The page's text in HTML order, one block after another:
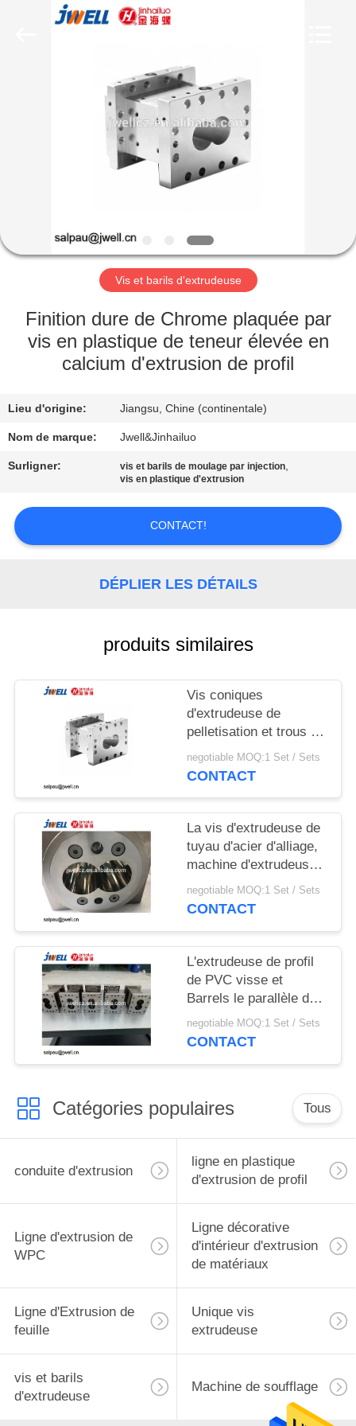
PRODUITS
DE
NOUS
VISITE
D'USINE
DE
QUALITÉ
NOUS
PRIVACY
POLICY
Vis et barils d'extrudeuse
Finition dure de Chrome plaquée par
vis en plastique de teneur élevée en
calcium d'extrusion de profil
Lieu d'origine: Jiangsu, Chine (continentale)
Nom de marque: Jwell&Jinhailuo
Surligner: vis et barils de moulage par injection,
vis en plastique d'extrusion
CONTACT!
DÉPLIER LES DÉTAILS
produits similaires
Vis coniques
d'extrudeuse de
pelletisation et trous de
barils doubles pour
l'extrusion d'ABS de pe
negotiable MOQ:1 Set / Sets
CONTACT
La vis d'extrudeuse de
tuyau d'acier d'alliage,
machine d'extrudeuse
partie le traitement de
nitruration
negotiable MOQ:1 Set / Sets
CONTACT
L'extrudeuse de profil
de PVC visse et
Barrels le parallèle de
rotation de Co
fortement précis
negotiable MOQ:1 Set / Sets
CONTACT
Catégories populaires Tous
conduite d'extrusion
ligne en plastique
d'extrusion de profil
Ligne d'extrusion de
WPC
Ligne décorative
d'intérieur d'extrusion
de matériaux
Ligne d'Extrusion de
feuille
Unique vis
extrudeuse
vis et barils
d'extrudeuse
Machine de soufflage